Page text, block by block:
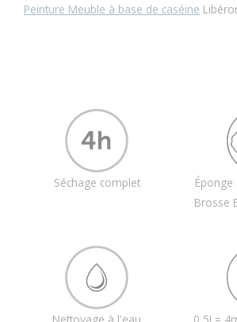
Peinture Meuble à base de caséine
Séchage complet
Brosse
Nettoyage à l'eau 0,5L=